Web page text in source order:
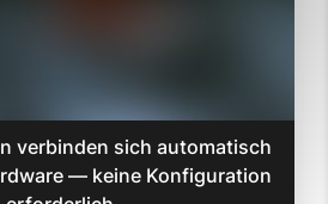
verbinden sich automatisch
— keine Konfiguration